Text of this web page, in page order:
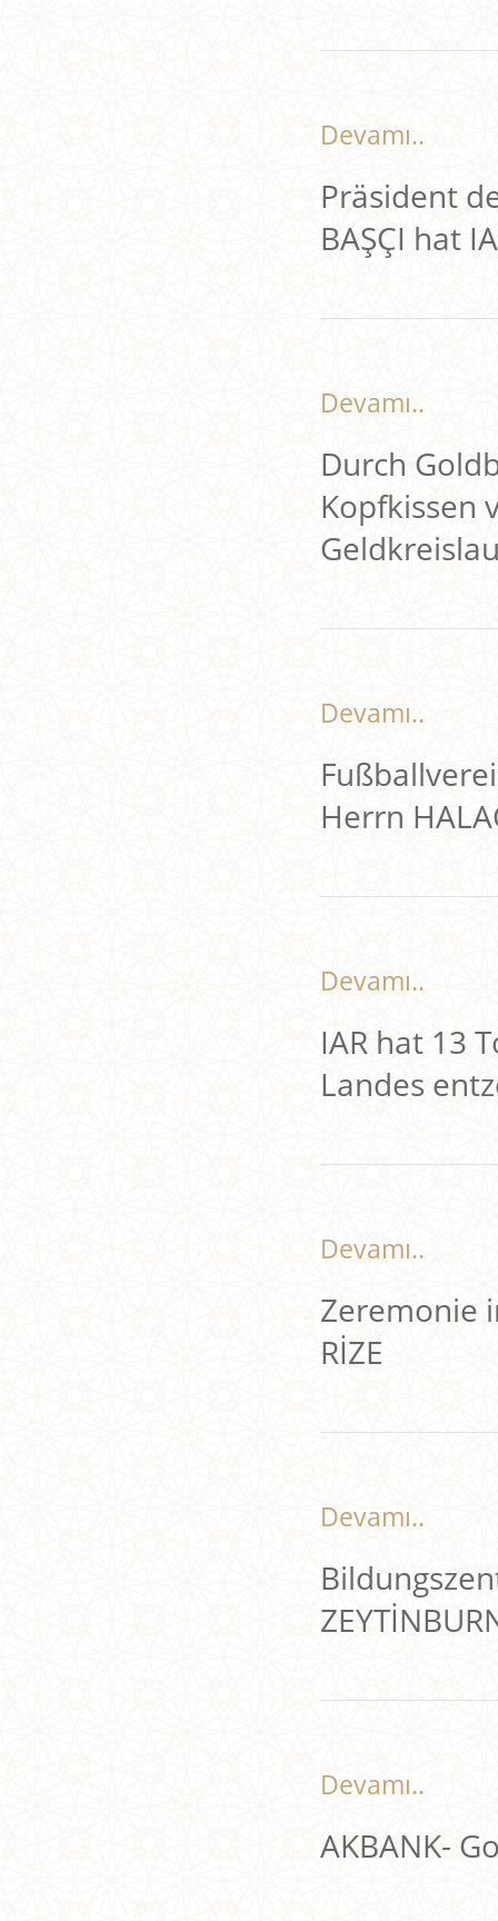
Devamı..
Präsident
BAŞÇI hat
Devamı..
Durch
Kopfkissen
Devamı..
Herrn
Devamı..
IAR hat 13
Landes
Devamı..
Zeremonie
RİZE
Devamı..
Devamı..
AKBANK-